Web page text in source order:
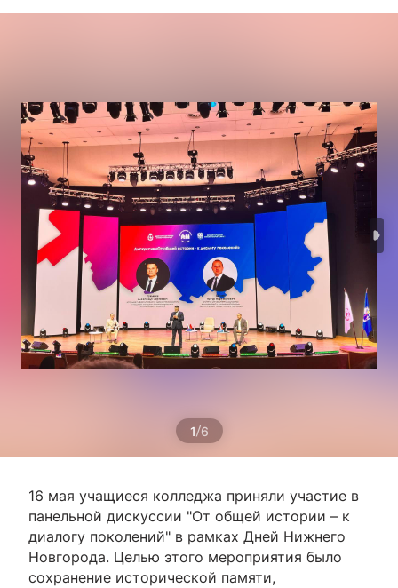
1/6
16 мая учащиеся колледжа приняли участие в
панельной дискуссии "От общей истории – к
диалогу поколений" в рамках Дней Нижнего
Новгорода. Целью этого мероприятия было
сохранение исторической памяти,